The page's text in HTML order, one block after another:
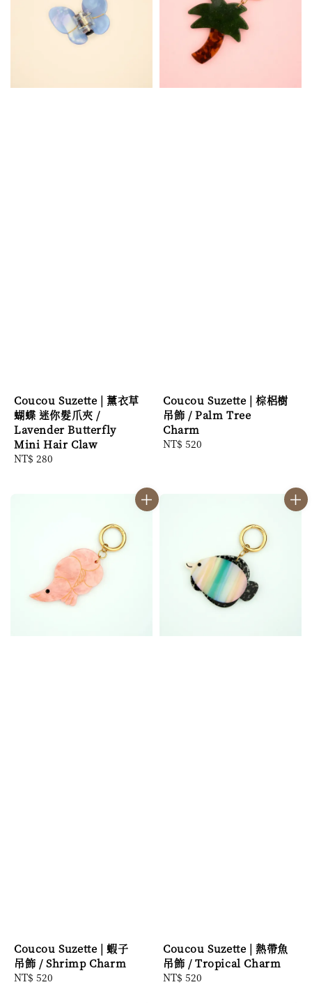
Coucou Suzette | 薰衣草
蝴蝶 迷你髮爪夾 /
Lavender Butterfly
Mini Hair Claw
Regular
NT$ 280
Coucou Suzette | 棕梠樹
吊飾 / Palm Tree
Charm
Regular
NT$ 520
Coucou Suzette | 蝦子
吊飾 / Shrimp Charm
Regular
NT$ 520
Coucou Suzette | 熱帶魚
吊飾 / Tropical Charm
Regular
NT$ 520